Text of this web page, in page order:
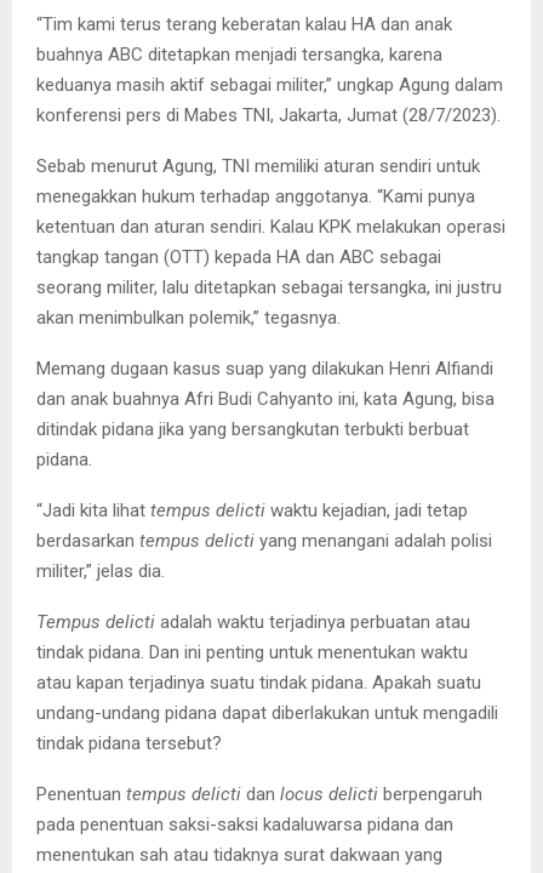
“Tim kami terus terang keberatan kalau HA dan anak
buahnya ABC ditetapkan menjadi tersangka, karena
keduanya masih aktif sebagai militer,” ungkap Agung dalam
konferensi pers di Mabes TNI, Jakarta, Jumat (28/7/2023).
Sebab menurut Agung, TNI memiliki aturan sendiri untuk
menegakkan hukum terhadap anggotanya. “Kami punya
ketentuan dan aturan sendiri. Kalau KPK melakukan operasi
tangkap tangan (OTT) kepada HA dan ABC sebagai
seorang militer, lalu ditetapkan sebagai tersangka, ini justru
akan menimbulkan polemik,” tegasnya.
Memang dugaan kasus suap yang dilakukan Henri Alfiandi
dan anak buahnya Afri Budi Cahyanto ini, kata Agung, bisa
ditindak pidana jika yang bersangkutan terbukti berbuat
pidana.
“Jadi kita lihat tempus delicti waktu kejadian, jadi tetap
berdasarkan tempus delicti yang menangani adalah polisi
militer,” jelas dia.
Tempus delicti adalah waktu terjadinya perbuatan atau
tindak pidana. Dan ini penting untuk menentukan waktu
atau kapan terjadinya suatu tindak pidana. Apakah suatu
undang-undang pidana dapat diberlakukan untuk mengadili
tindak pidana tersebut?
Penentuan tempus delicti dan locus delicti berpengaruh
pada penentuan saksi-saksi kadaluwarsa pidana dan
menentukan sah atau tidaknya surat dakwaan yang